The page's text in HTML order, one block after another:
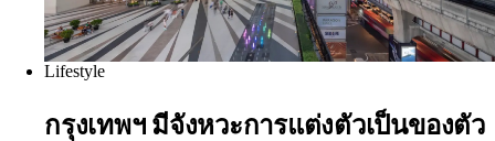
Lifestyle
กรุงเทพฯ มีจังหวะการแต่งตัวเป็นของตัว